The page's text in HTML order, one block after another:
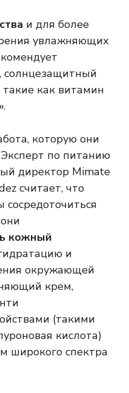
и для более
увлажняющих
солнцезащитный
как витамин
которую они
по питанию
директор Mimate
считает, что
кожный
и
окружающей
крем,
(такими
кислота)
широкого спектра